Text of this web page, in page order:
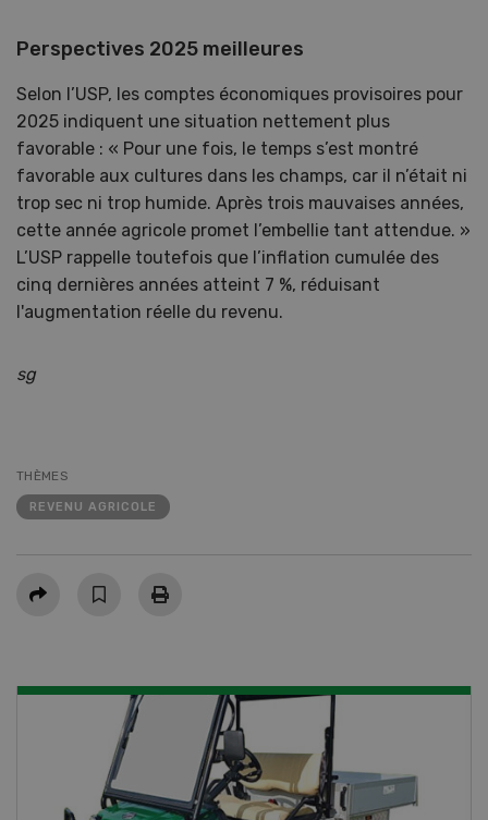
Perspectives 2025 meilleures
Selon l’USP, les comptes économiques provisoires pour
2025 indiquent une situation nettement plus
favorable : « Pour une fois, le temps s’est montré
favorable aux cultures dans les champs, car il n’était ni
trop sec ni trop humide. Après trois mauvaises années,
cette année agricole promet l’embellie tant attendue. »
L’USP rappelle toutefois que l’inflation cumulée des
cinq dernières années atteint 7 %, réduisant
l'augmentation réelle du revenu.
sg
THÈMES
REVENU AGRICOLE
Partager